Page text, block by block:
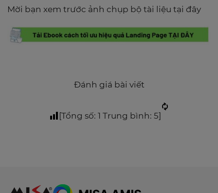
Mời bạn xem trước ảnh chụp bộ tài liệu tại đây
Đánh giá bài viết
[Tổng số: 1 Trung bình: 5]